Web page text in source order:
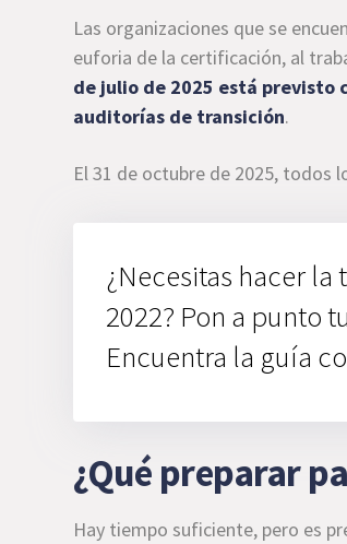
Las organizaciones que se
euforia de la certificación, al
de julio de 2025 está previsto
auditorías de transición.
El 31 de octubre de 2025, todos
¿Necesitas hacer la
2022? Pon a punto
Encuentra la guía
¿Qué preparar
Hay tiempo suficiente, pero es